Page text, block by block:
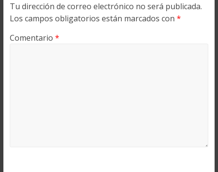
Tu dirección de correo electrónico no será publicada.
Los campos obligatorios están marcados con *
Comentario *